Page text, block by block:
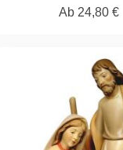
Ab24,80 €